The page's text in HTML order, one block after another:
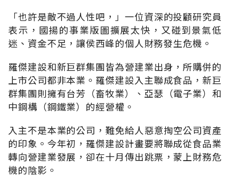
「也許是敵不過人性吧，」一位資深的投顧研究員
表示，國揚的事業版圖擴展太快，又碰到景氣低
迷、資金不足，讓侯西峰的個人財務發生危機。
羅傑建設和新巨群集團皆為營建業出身，所購併的
上市公司都非本業。羅傑建設入主聯成食品，新巨
群集團則擁有台芳（畜牧業）、亞瑟（電子業）和
中鋼構（鋼鐵業）的經營權。
入主不是本業的公司，難免給人惡意掏空公司資產
的印象。今年初，羅傑建設計畫要將聯成從食品業
轉向營建業發展，卻在十月傳出跳票，蒙上財務危
機的陰影。